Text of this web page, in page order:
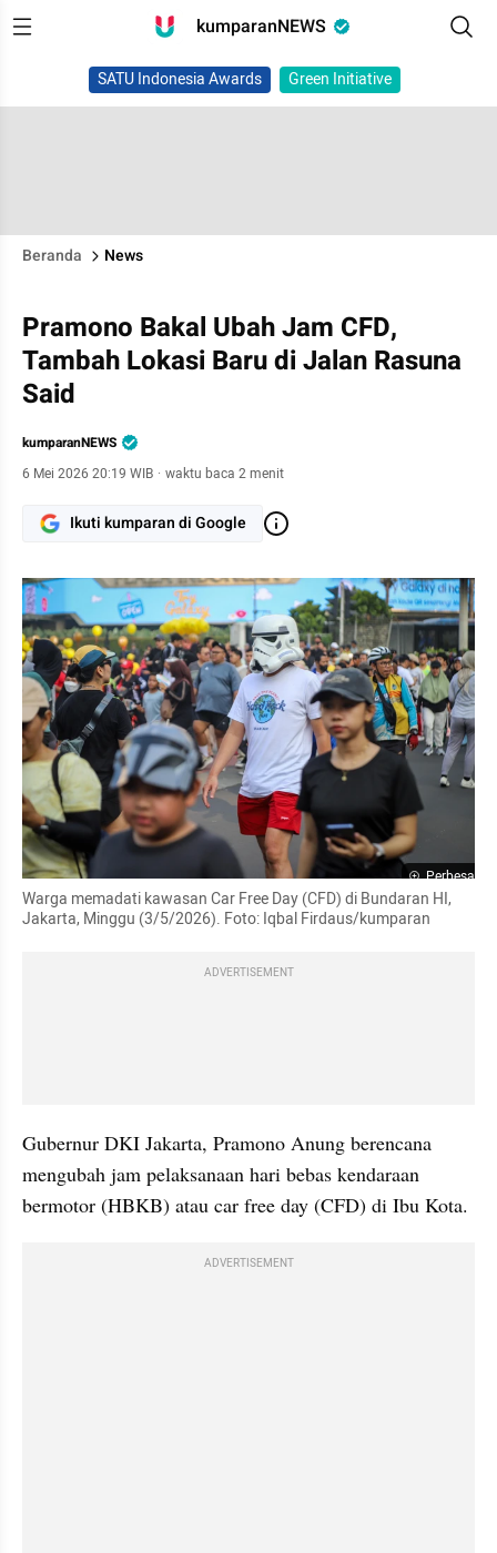
kumparanNEWS
SATU Indonesia Awards Green Initiative
Beranda News
Pramono Bakal Ubah Jam CFD,
Tambah Lokasi Baru di Jalan Rasuna
Said
kumparanNEWS
6 Mei 2026 20:19 WIB · waktu baca 2 menit
Ikuti kumparan di Google
Perbesar
Warga memadati kawasan Car Free Day (CFD) di Bundaran HI,
Jakarta, Minggu (3/5/2026). Foto: Iqbal Firdaus/kumparan
ADVERTISEMENT
Gubernur DKI Jakarta, Pramono Anung berencana
mengubah jam pelaksanaan hari bebas kendaraan
bermotor (HBKB) atau car free day (CFD) di Ibu Kota.
ADVERTISEMENT